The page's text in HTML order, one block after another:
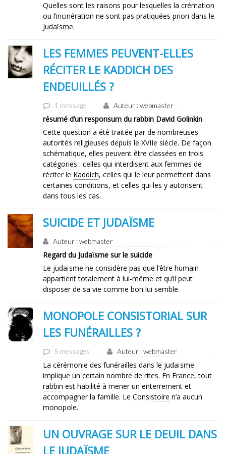
Quelles sont les raisons pour lesquelles la crémation
ou l’incinération ne sont pas pratiquées priori dans le
Judaïsme.
LES FEMMES PEUVENT-ELLES
RÉCITER LE KADDICH DES
ENDEUILLÉS ?
1 message Auteur : webmaster
résumé d’un responsum du rabbin David Golinkin
Cette question a été traitée par de nombreuses
autorités religieuses depuis le XVIIe siècle. De façon
schématique, elles peuvent être classées en trois
catégories : celles qui interdisent aux femmes de
réciter le Kaddich, celles qui le leur permettent dans
certaines conditions, et celles qui les y autorisent
dans tous les cas.
SUICIDE ET JUDAÏSME
Auteur : webmaster
Regard du Judaïsme sur le suicide
Le judaïsme ne considère pas que l’être humain
appartient totalement à lui-même et qu’il peut
disposer de sa vie comme bon lui semble.
MONOPOLE CONSISTORIAL SUR
LES FUNÉRAILLES ?
5 messages Auteur : webmaster
La cérémonie des funérailles dans le judaïsme
implique un certain nombre de rites. En France, tout
rabbin est habilité à mener un enterrement et
accompagner la famille. Le Consistoire n’a aucun
monopole.
UN OUVRAGE SUR LE DEUIL DANS
LE JUDAÏSME